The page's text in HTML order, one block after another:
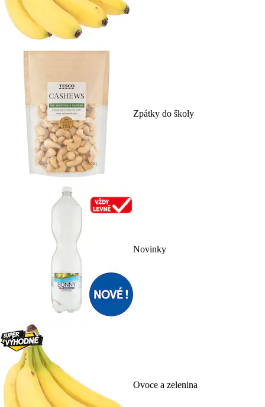
Zpátky do školy
Novinky
Ovoce a zelenina